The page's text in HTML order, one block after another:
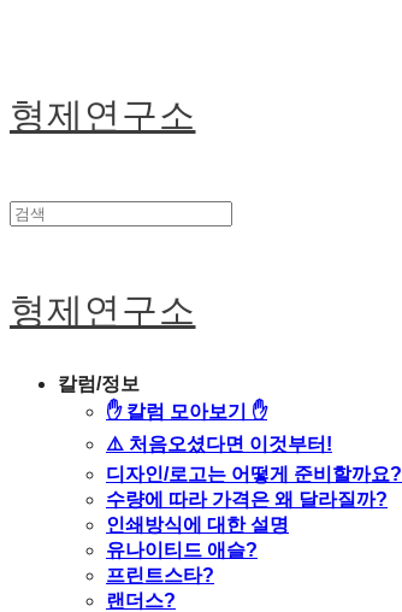
형제연구소
형제연구소
칼럼/정보
✋ 칼럼 모아보기 ✋
⚠️ 처음오셨다면 이것부터!
디자인/로고는 어떻게 준비할까요?
수량에 따라 가격은 왜 달라질까?
인쇄방식에 대한 설명
유나이티드 애슬?
프린트스타?
랜더스?